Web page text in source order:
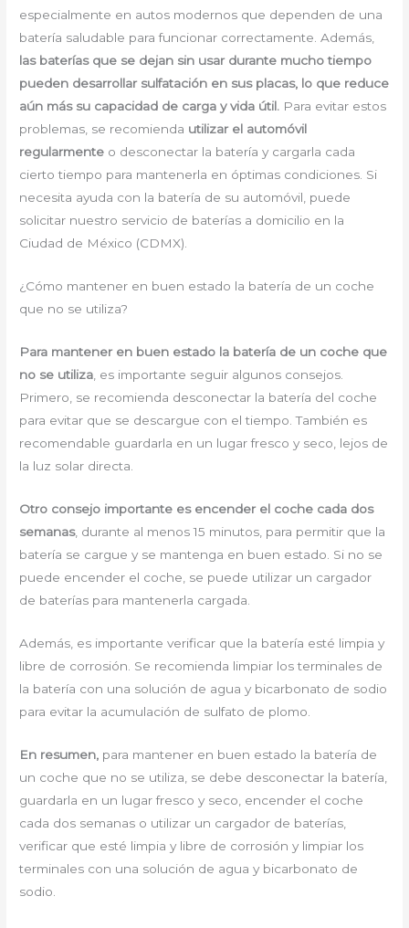
especialmente en autos modernos que dependen de una
batería saludable para funcionar correctamente. Además,
las baterías que se dejan sin usar durante mucho tiempo
pueden desarrollar sulfatación en sus placas, lo que reduce
aún más su capacidad de carga y vida útil. Para evitar estos
problemas, se recomienda utilizar el automóvil
regularmente o desconectar la batería y cargarla cada
cierto tiempo para mantenerla en óptimas condiciones. Si
necesita ayuda con la batería de su automóvil, puede
solicitar nuestro servicio de baterías a domicilio en la
Ciudad de México (CDMX).
¿Cómo mantener en buen estado la batería de un coche
que no se utiliza?
Para mantener en buen estado la batería de un coche que
no se utiliza , es importante seguir algunos consejos.
Primero, se recomienda desconectar la batería del coche
para evitar que se descargue con el tiempo. También es
recomendable guardarla en un lugar fresco y seco, lejos de
la luz solar directa.
Otro consejo importante es encender el coche cada dos
semanas, durante al menos 15 minutos, para permitir que la
batería se cargue y se mantenga en buen estado. Si no se
puede encender el coche, se puede utilizar un cargador
de baterías para mantenerla cargada.
Además, es importante verificar que la batería esté limpia y
libre de corrosión. Se recomienda limpiar los terminales de
la batería con una solución de agua y bicarbonato de sodio
para evitar la acumulación de sulfato de plomo.
En resumen, para mantener en buen estado la batería de
un coche que no se utiliza, se debe desconectar la batería,
guardarla en un lugar fresco y seco, encender el coche
cada dos semanas o utilizar un cargador de baterías,
verificar que esté limpia y libre de corrosión y limpiar los
terminales con una solución de agua y bicarbonato de
sodio.